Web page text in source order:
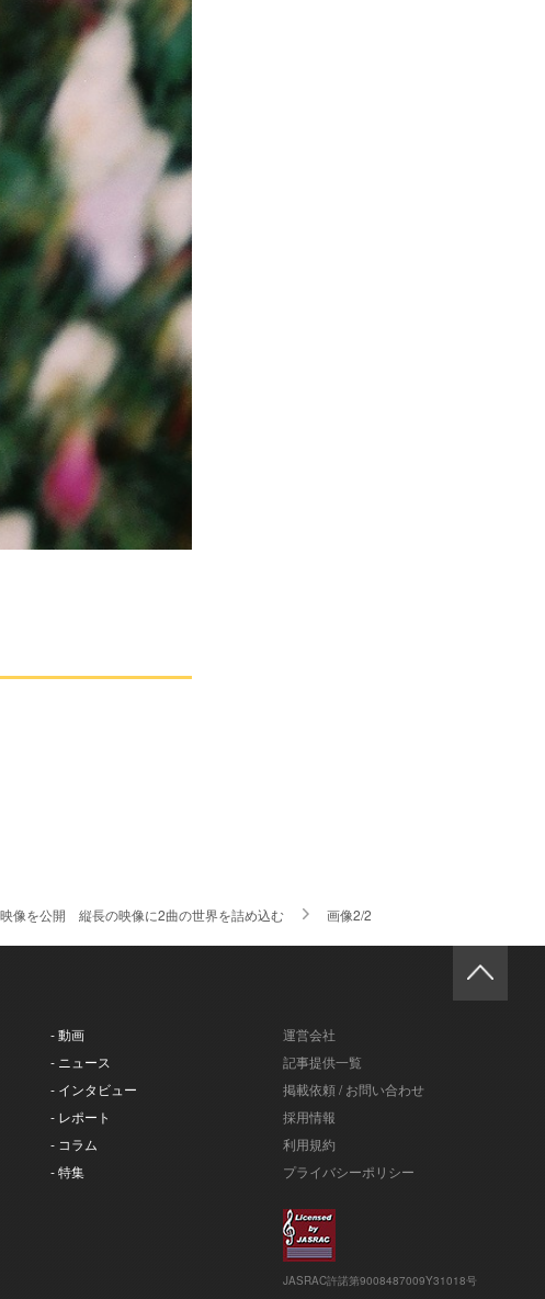
像を公開 縦長の映像に2曲の世界を詰め込む 画像2/2
- 動画
- ニュース
- インタビュー
- レポート
- コラム
- 特集
運営会社
記事提供一覧
掲載依頼 / お問い合わせ
採用情報
利用規約
プライバシーポリシー
JASRAC許諾第9008487009Y31018号